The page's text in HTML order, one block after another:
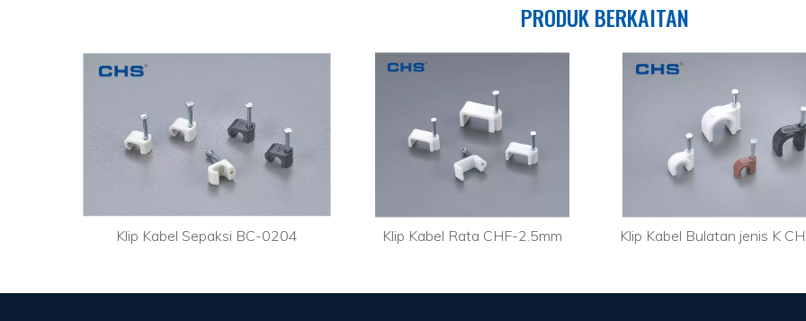
PRODUK BERKAITAN
Klip Kabel Sepaksi BC-0204 Klip Kabel Rata CHF-2.5mm Klip Kabel Bulatan jenis K